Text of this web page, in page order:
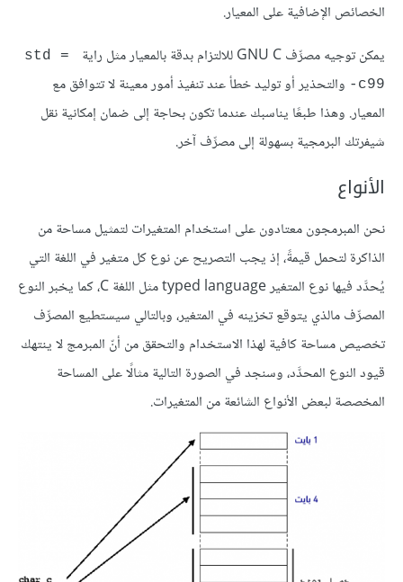
الخصائص الإضافية على المعيار.
يمكن توجيه مصرِّف GNU C للالتزام بدقة بالمعيار مثل راية
std =
c99-
والتحذير أو توليد خطأ عند تنفيذ أمور معينة لا تتوافق مع
المعيار. وهذا طبعًا يناسبك عندما تكون بحاجة إلى ضمان إمكانية نقل
شيفرتك البرمجية بسهولة إلى مصرِّف آخر.
الأنواع
نحن المبرمجون معتادون على استخدام المتغيرات لتمثيل مساحة من
الذاكرة لتحمل قيمةً، إذ يجب التصريح عن نوع كل متغير في اللغة التي
يُحدَّد فيها نوع المتغير typed language مثل اللغة C، كما يخبر النوع
المصرِّف مالذي يتوقع تخزينه في المتغير، وبالتالي سيستطيع المصرِّف
تخصيص مساحة كافية لهذا الاستخدام والتحقق من أنّ المبرمج لا ينتهك
قيود النوع المحدَّد، وسنجد في الصورة التالية مثالًا على المساحة
المخصصة لبعض الأنواع الشائعة من المتغيرات.